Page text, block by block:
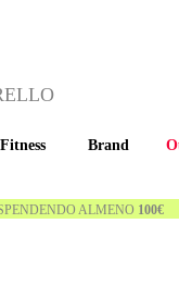
Fitness Brand
ALMENO 100€